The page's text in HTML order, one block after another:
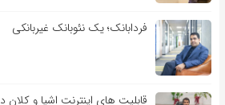
فردابانک؛ یک نئوبانک غیربانکی
قابلیت ‏های اینترنت اشیا و